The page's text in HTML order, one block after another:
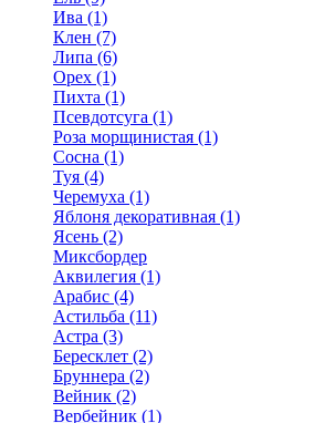
Ива (1)
Клен (7)
Липа (6)
Орех (1)
Пихта (1)
Псевдотсуга (1)
Роза морщинистая (1)
Сосна (1)
Туя (4)
Черемуха (1)
Яблоня декоративная (1)
Ясень (2)
Миксбордер
Аквилегия (1)
Арабис (4)
Астильба (11)
Астра (3)
Бересклет (2)
Бруннера (2)
Вейник (2)
Вербейник (1)